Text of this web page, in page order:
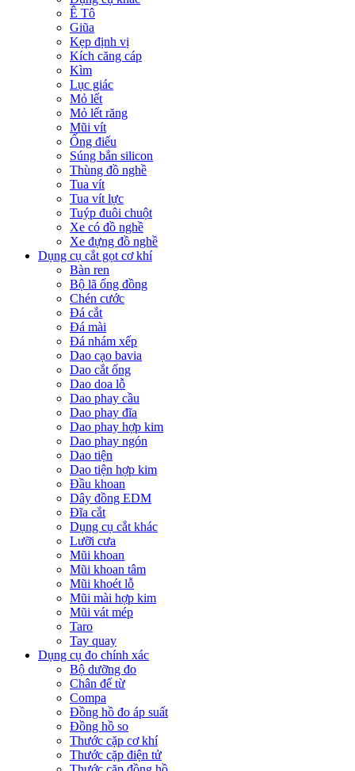
Ê Tô
Giũa
Kẹp định vị
Kích căng cáp
Kìm
Lục giác
Mỏ lết
Mỏ lết răng
Mũi vít
Ống điếu
Súng bắn silicon
Thùng đồ nghề
Tua vít
Tua vít lực
Tuýp đuôi chuột
Xe có đồ nghề
Xe đựng đồ nghề
Dụng cụ cắt gọt cơ khí
Bàn ren
Bộ lã ống đồng
Chén cước
Đá cắt
Đá mài
Đá nhám xếp
Dao cạo bavia
Dao cắt ống
Dao doa lỗ
Dao phay cầu
Dao phay đĩa
Dao phay hợp kim
Dao phay ngón
Dao tiện
Dao tiện hợp kim
Đầu khoan
Dây đồng EDM
Đĩa cắt
Dụng cụ cắt khác
Lưỡi cưa
Mũi khoan
Mũi khoan tâm
Mũi khoét lỗ
Mũi mài hợp kim
Mũi vát mép
Taro
Tay quay
Dụng cụ đo chính xác
Bộ dưỡng đo
Chân đế từ
Compa
Đồng hồ đo áp suất
Đồng hồ so
Thước cặp cơ khí
Thước cặp điện tử